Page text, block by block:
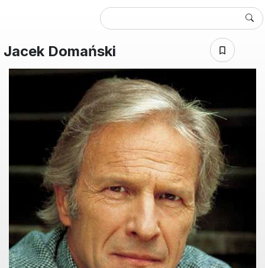
Jacek Domański